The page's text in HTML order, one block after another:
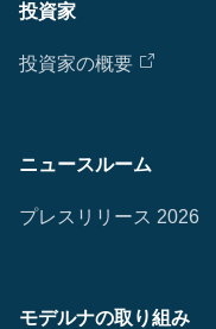
投資家
投資家の概要
ニュースルーム
プレスリリース 2026
モデルナの取り組み